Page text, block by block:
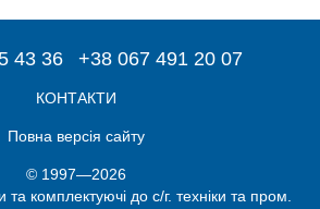
43 36 +38 067 491 20 07
КОНТАКТИ
Повна версія сайту
© 1997—2026
та комплектуючі до с/г. техніки та пром.